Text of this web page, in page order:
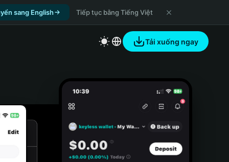
sang English Tiếp tục bằng Tiếng Việt
Tải xuống ngay